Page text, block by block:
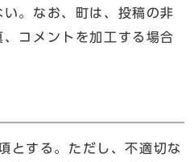
。なお、町は、投稿の非
コメントを加工する場合
とする。ただし、不適切な